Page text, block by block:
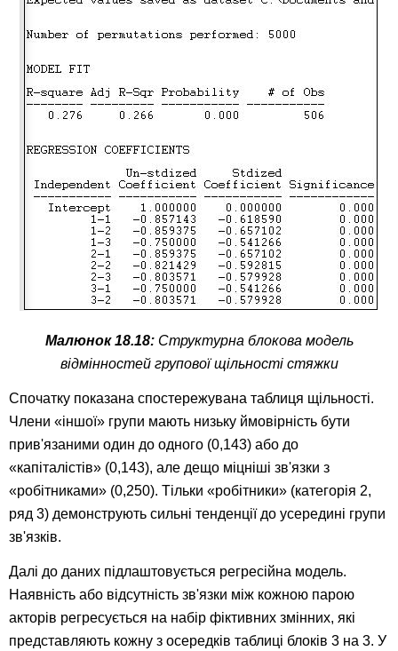
Малюнок 18.18: Структурна блокова модель
відмінностей групової щільності стяжки
Спочатку показана спостережувана таблиця щільності.
Члени «іншої» групи мають низьку ймовірність бути
прив'язаними один до одного (0,143) або до
«капіталістів» (0,143), але дещо міцніші зв'язки з
«робітниками» (0,250). Тільки «робітники» (категорія 2,
ряд 3) демонструють сильні тенденції до усередині групи
зв'язків.
Далі до даних підлаштовується регресійна модель.
Наявність або відсутність зв'язки між кожною парою
акторів регресується на набір фіктивних змінних, які
представляють кожну з осередків таблиці блоків 3 на 3. У